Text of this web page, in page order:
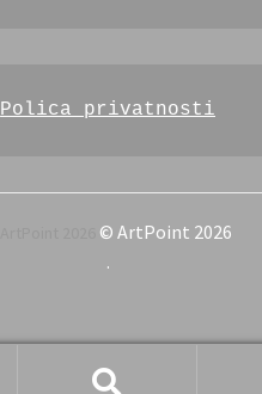
Polica privatnosti
© ArtPoint 2026
.